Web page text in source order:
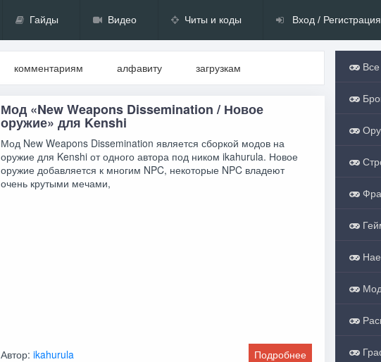
Гайды Видео Читы и коды Вход / Регистрация
комментариям алфавиту загрузкам
Мод «New Weapons Dissemination / Новое
оружие» для Kenshi
Мод New Weapons Dissemination является сборкой модов на
оружие для Kenshi от одного автора под ником ikahurula. Новое
оружие добавляется к многим NPC, некоторые NPC владеют
очень крутыми мечами,
Автор:ikahurula Подробнее
Все